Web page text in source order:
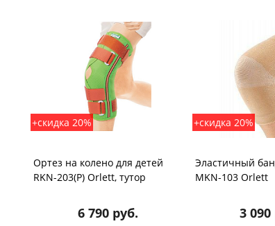
+скидка 20%
Ортез на колено для детей
RKN-203(P) Orlett, тутор
6 790 руб.
+скидка 20%
Эластичный
MKN-103 Orlett
3 090